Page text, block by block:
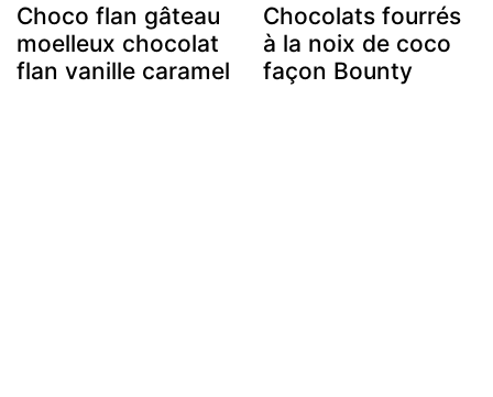
Choco flan gâteau
moelleux chocolat
flan vanille caramel
Chocolats fourrés
à la noix de coco
façon Bounty